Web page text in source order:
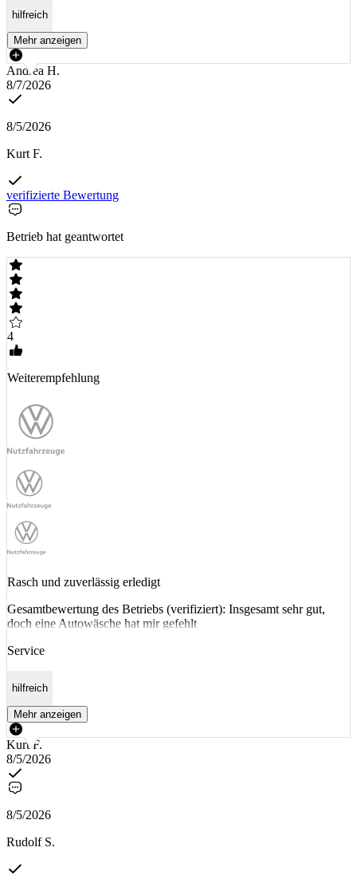
hilfreich
Mehr anzeigen
Andrea H.
8/7/2026
8/5/2026
Kurt F.
verifizierte Bewertung
Betrieb hat geantwortet
4
Weiterempfehlung
Rasch und zuverlässig erledigt
Gesamtbewertung des Betriebs (verifiziert): Insgesamt sehr gut,
doch eine Autowäsche hat mir gefehlt
Service
hilfreich
Mehr anzeigen
Kurt F.
8/5/2026
8/5/2026
Rudolf S.